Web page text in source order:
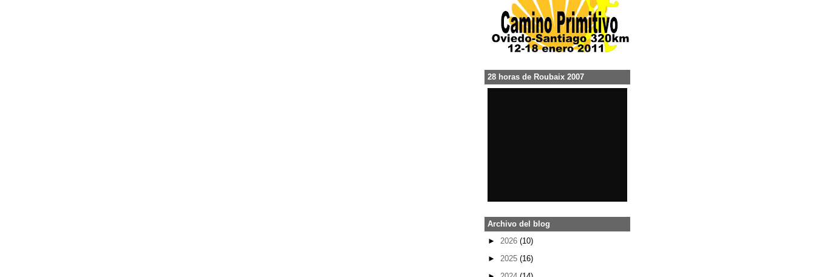
28 horas de Roubaix 2007
Archivo del blog
► 2026 (10)
► 2025 (16)